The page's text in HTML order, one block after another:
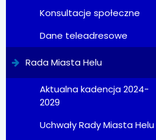
Konsultacje społeczne
Dane teleadresowe
Rada Miasta Helu
Aktualna kadencja 2024-
2029
Uchwały Rady Miasta Helu